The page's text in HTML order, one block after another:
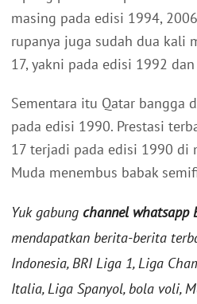
masing pada edisi 1994,
rupanya juga sudah dua kali
17, yakni pada edisi 1992
Sementara itu Qatar bangga
pada edisi 1990. Prestasi
17 terjadi pada edisi 1990 di
Muda menembus babak
Yuk gabung channel whatsapp
mendapatkan berita-berita
Indonesia, BRI Liga 1, Liga
Italia, Liga Spanyol, bola voli,